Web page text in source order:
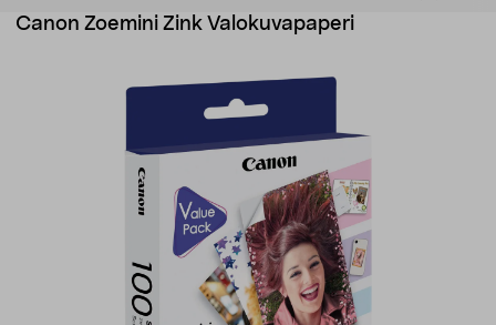
Canon Zoemini Zink Valokuvapaperi